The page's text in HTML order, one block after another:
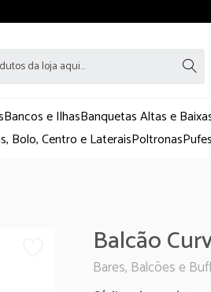
Bancos e IlhasBanquetas Altas e
Bolo, Centro e LateraisPoltronasPufes
Balcão
Bares, Balcões e